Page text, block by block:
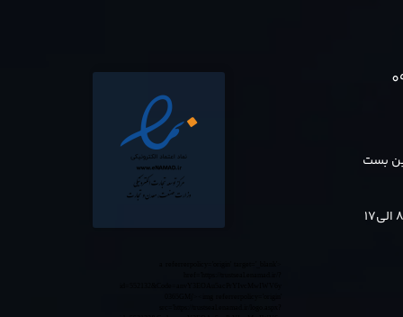
بن بست